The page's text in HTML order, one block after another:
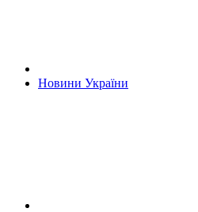
Новини України